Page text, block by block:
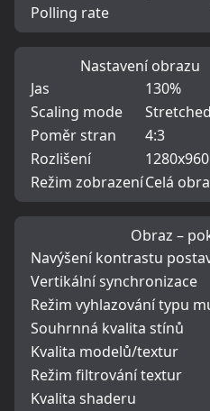
Polling rate
Nastavení obrazu
Jas
130%
Scaling mode
Stretched
Poměr stran
4:3
Rozlišení
1280x960
Režim zobrazeníCelá
Obraz –
Navýšení kontrastu
Vertikální synchronizace
Režim vyhlazování typu
Souhrnná kvalita stínů
Kvalita modelů/textur
Režim filtrování textur
Kvalita shaderu